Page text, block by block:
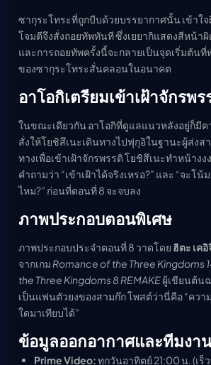
ซากุระโทระที่ถูกบีบด้วยบรรยากาศนั้น เข้าใ
โจมตีจึงสั่งถอยทัพทันที ซึ่งเยยากิแสดงสีหน้า
และการถอยทัพครั้งนี้จะกลายเป็นจุดเริ่มต้นที่
ของซากุระโทระสั่นคลอนในอนาคต
อาโอกิเตรียมเข้าเฝ้าจักรพร
ในขณะเดียวกัน อาโอกิที่ดูแลแนวหลังอยู่ก็มีค
สั่งให้โยชิสึเนะเดินทางไปฟุกุอิในฐานะผู้ส่งส
ทางเพื่อเข้าเฝ้าจักรพรรดิ โยชิสึเนะทำหน้าง
คำถามว่า “เข้าเฝ้าได้จริงเหรอ?” และ “จะโ
ไหม?” ก่อนที่ตอนที่ 8 จะจบลง
ภาพประกอบตอนพิเศษ
ภาพประกอบประจำตอนที่ 8 วาดโดย ฮิตะ เคอิ
จากเกม Romance of the Three Kingdoms
the Three Kingdoms 8 REMAKEผู้เขียนต้น
เป็นแฟนตัวยงของสามก๊ก โพสต์ว่านี่คือ “ควา
ใดมาเทียบได้”
ข้อมูลออกอากาศและทีมงาน
Prime Video:ทุกวันอาทิตย์ 21:00 น. (เร็